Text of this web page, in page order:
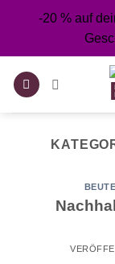
-20 % auf